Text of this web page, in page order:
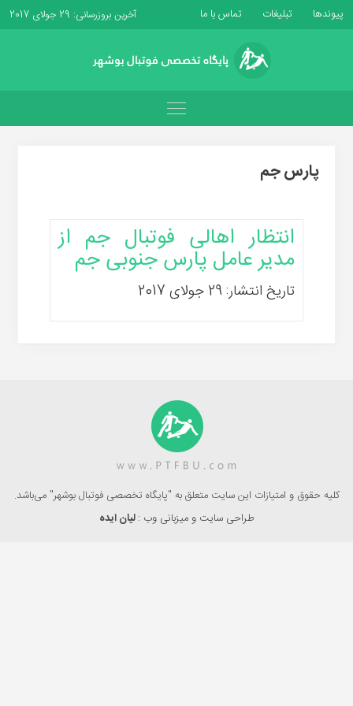
پیوندها تبلیغات تماس با ما آخرین بروزرسانی: 29 جولای 2017
پارس جم
انتظار اهالی فوتبال جم از
مدیر عامل پارس جنوبی جم
تاریخ انتشار: 29 جولای 2017
کلیه حقوق و امتیازات این سایت متعلق به "پایگاه تخصصی فوتبال بوشهر" می‌باشد.
طراحی سایت و میزبانی وب :لیان ایده